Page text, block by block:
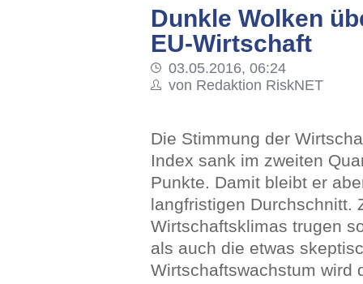
Dunkle Wolken
EU-Wirtschaft
03.05.2016, 06:24
von Redaktion RiskNET
Die Stimmung der
Index sank im zweiten
Punkte. Damit bleibt er
langfristigen Durchschnitt.
Wirtschaftsklimas trugen
als auch die etwas
Wirtschaftswachstum wird